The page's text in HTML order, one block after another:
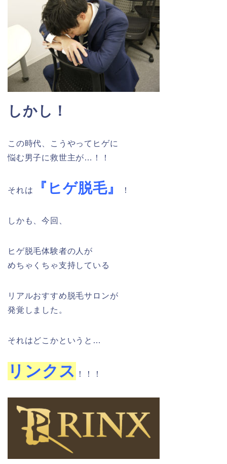
しかし！
この時代、こうやってヒゲに
悩む男子に救世主が…！！
それは 『ヒゲ脱毛』 ！
しかも、今回、
ヒゲ脱毛体験者の人が
めちゃくちゃ支持している
リアルおすすめ脱毛サロンが
発覚しました。
それはどこかというと…
リンクス ！！！